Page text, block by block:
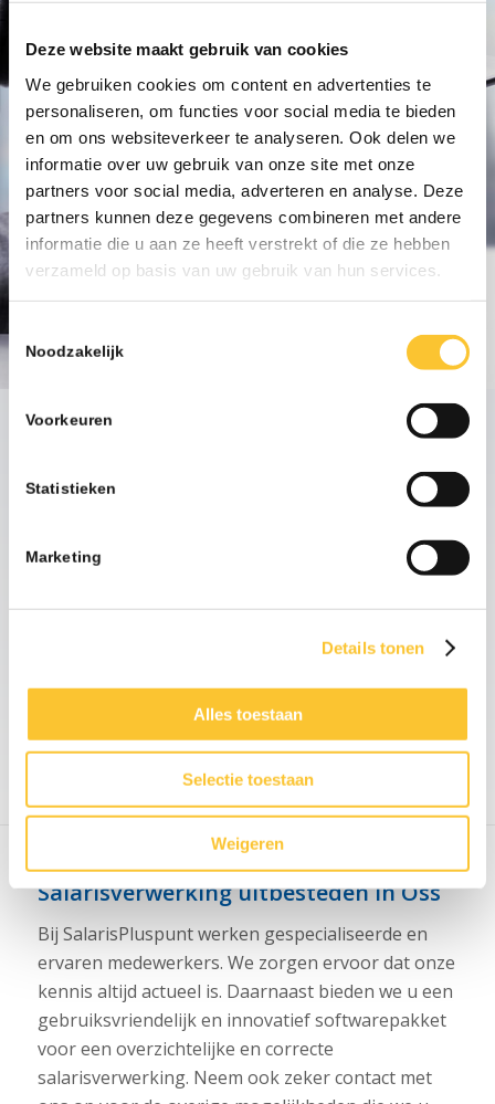
Deze website maakt gebruik van cookies
We gebruiken cookies om content en advertenties te
personaliseren, om functies voor social media te bieden
en om ons websiteverkeer te analyseren. Ook delen we
informatie over uw gebruik van onze site met onze
partners voor social media, adverteren en analyse. Deze
partners kunnen deze gegevens combineren met andere
informatie die u aan ze heeft verstrekt of die ze hebben
verzameld op basis van uw gebruik van hun services.
Toestemmingsselectie
Noodzakelijk
Voorkeuren
Statistieken
Marketing
Details tonen
Alles toestaan
Selectie toestaan
Weigeren
Werkkostenregeling bij
herstructurering
Mogelijk bent u nu eigenrisicodrager voor
..................
07-26
Nieuwsbrief week 30
TOON MEER
Salarisverwerking uitbesteden in Oss
Bij SalarisPluspunt werken gespecialiseerde en
ervaren medewerkers. We zorgen ervoor dat onze
kennis altijd actueel is. Daarnaast bieden we u een
gebruiksvriendelijk en innovatief softwarepakket
voor een overzichtelijke en correcte
salarisverwerking. Neem ook zeker contact met